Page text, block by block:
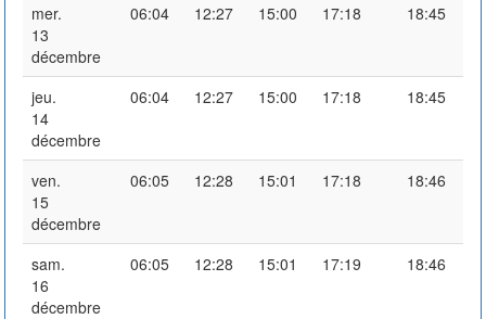
mer.
13
décembre
06:04 12:27 15:00 17:18 18:45
jeu.
14
décembre
06:04 12:27 15:00 17:18 18:45
ven.
15
décembre
06:05 12:28 15:01 17:18 18:46
sam.
16
décembre
06:05 12:28 15:01 17:19 18:46